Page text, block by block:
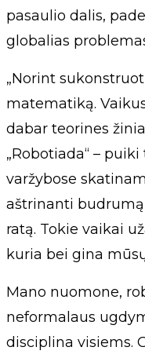
pasaulio dalis,
globalias
„Norint
matematiką.
dabar teorines
„Robotiada“ –
varžybose
aštrinanti
ratą. Tokie vaikai
kuria bei gina
Mano nuomone,
neformalaus
disciplina visiems.